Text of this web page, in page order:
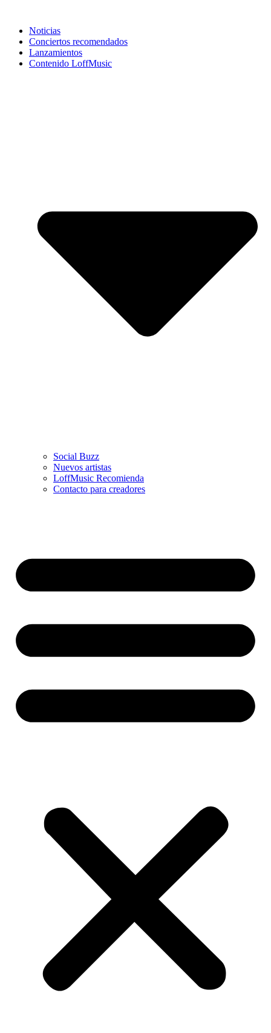
Noticias
Conciertos recomendados
Lanzamientos
Contenido LoffMusic
Social Buzz
Nuevos artistas
LoffMusic Recomienda
Contacto para creadores